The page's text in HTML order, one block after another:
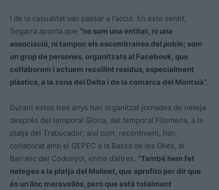
I de la casualitat van passar a l’acció. En este sentit,
Segarra apunta que “no som una entitat, ni una
associació, ni tampoc els escombraires del poble; som
un grup de persones, organitzats al Facebook, que
col·laborem i actuem recollint residus, especialment
plàstics, a la zona del Delta i de la comarca del Montsià”.
Durant estos tres anys han organitzat jornades de neteja
després del temporal Glòria, del temporal Filomena, a la
platja del Trabucador; així com, recentment, han
col·laborat amb el GEPEC a la Bassa de les Olles, al
Barranc del Codonyol, entre d’altres. “També hem fet
neteges a la platja del Molinet, que aprofito per dir que
és un lloc meravellós, però que està totalment